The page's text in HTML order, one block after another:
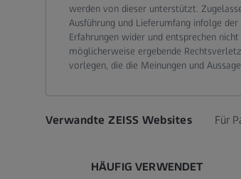
werden von dieser unterstützt.
Ausführung und Lieferumfang infolge
Erfahrungen wider und entsprechen
möglicherweise ergebende
vorlegen, die die Meinungen und
Verwandte ZEISS Websites Für
HÄUFIG VERWENDET